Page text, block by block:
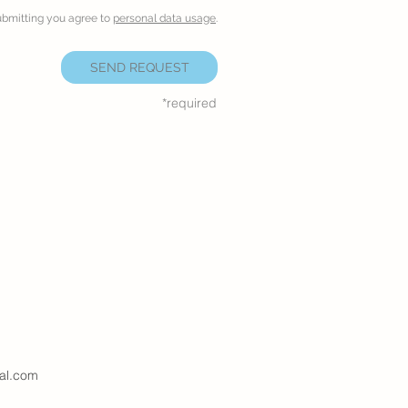
you agree to personal data usage.
SEND REQUEST
*required